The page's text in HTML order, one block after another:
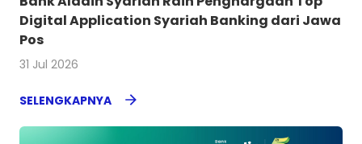
Digital Application Syariah Banking dari Jawa
Pos
31 Jul 2026
SELENGKAPNYA